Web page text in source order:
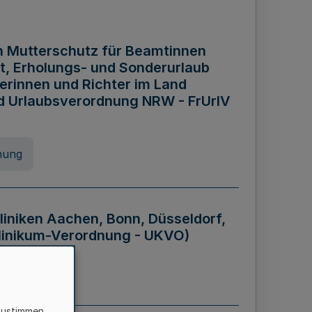
Mutterschutz für Beamtinnen
Erholungs- und Sonderurlaub
und Richter im Land
NRW - FrUrlV
Aachen, Bonn, Düsseldorf,
Verordnung - UKVO)